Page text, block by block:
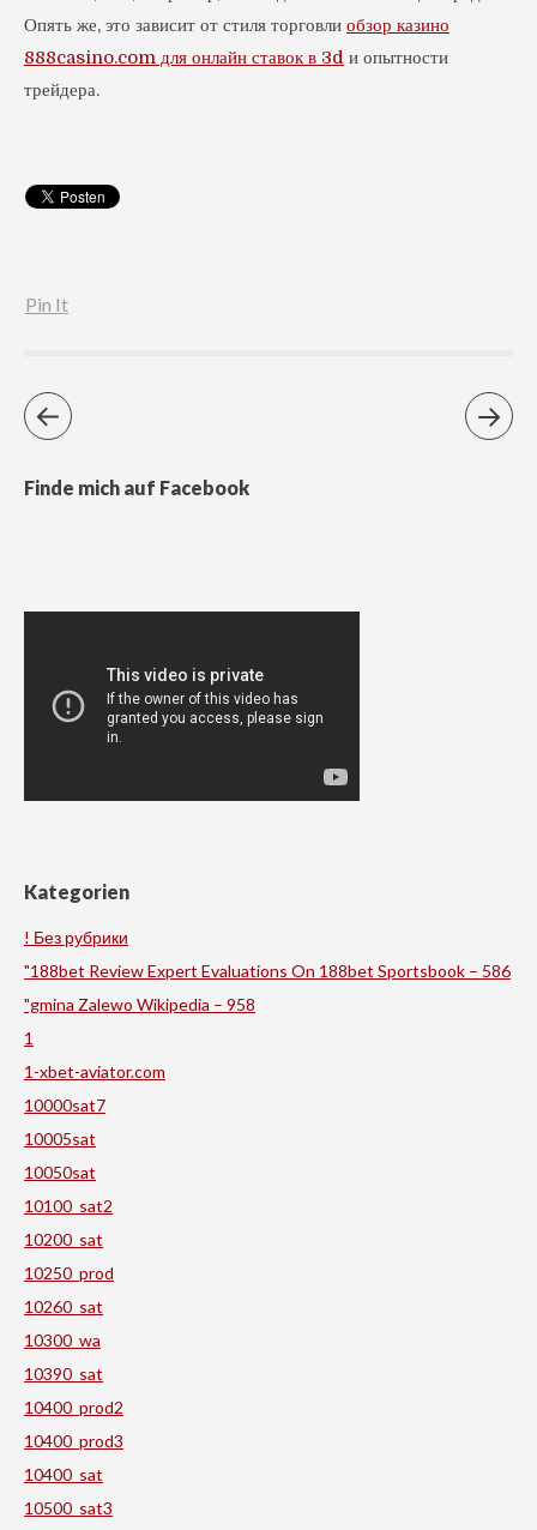
Опять же, это зависит от стиля торговли обзор казино
888casino.com для онлайн ставок в 3d и опытности
трейдера.
Pin It
Finde mich auf Facebook
Kategorien
! Без рубрики
"188bet Review Expert Evaluations On 188bet Sportsbook – 586
"gmina Zalewo Wikipedia – 958
1
1-xbet-aviator.com
10000sat7
10005sat
10050sat
10100_sat2
10200_sat
10250_prod
10260_sat
10300_wa
10390_sat
10400_prod2
10400_prod3
10400_sat
10500_sat3